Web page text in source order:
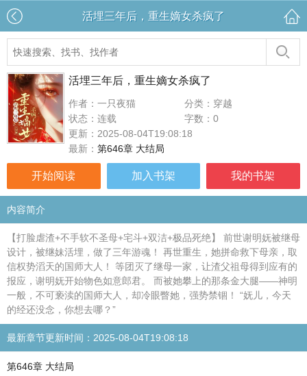
活埋三年后，重生嫡女杀疯了
活埋三年后，重生嫡女杀疯了
作者：一只夜猫
分类：穿越
状态：连载
字数：0
更新：2025-08-04T19:08:18
最新： 第646章 大结局
开始阅读 加入书架 我的书架
内容简介
【打脸虐渣+不手软不圣母+宅斗+双洁+极品死绝】 前世谢明妩被继母
设计，被继妹活埋，做了三年游魂！ 再世重生，她拼命救下母亲，取
信权势滔天的国师大人！ 等团灭了继母一家，让渣父祖母得到应有的
报应，谢明妩开始物色如意郎君。 而被她攀上的那条金大腿——神明
一般，不可亵渎的国师大人，却冷眼瞥她，强势禁锢！ “妩儿，今天
的经还没念，你想去哪？”
最新章节更新时间：2025-08-04T19:08:18
第646章 大结局